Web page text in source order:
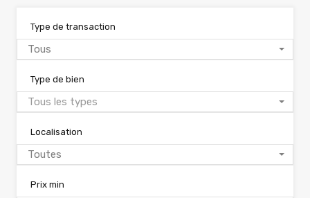
Type de transaction
Tous
Type de bien
Tous les types
Localisation
Toutes
Prix min